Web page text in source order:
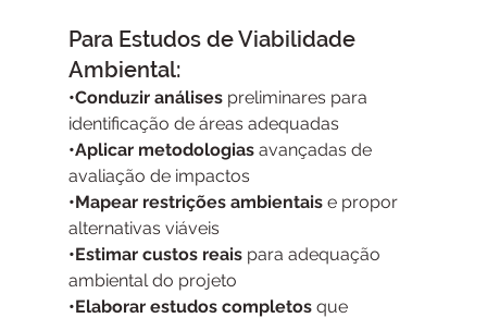
Para Estudos de Viabilidade
Ambiental:
•Conduzir análises preliminares para
identificação de áreas adequadas
•Aplicar metodologias avançadas de
avaliação de impactos
•Mapear restrições ambientais e propor
alternativas viáveis
•Estimar custos reais para adequação
ambiental do projeto
•Elaborar estudos completos que